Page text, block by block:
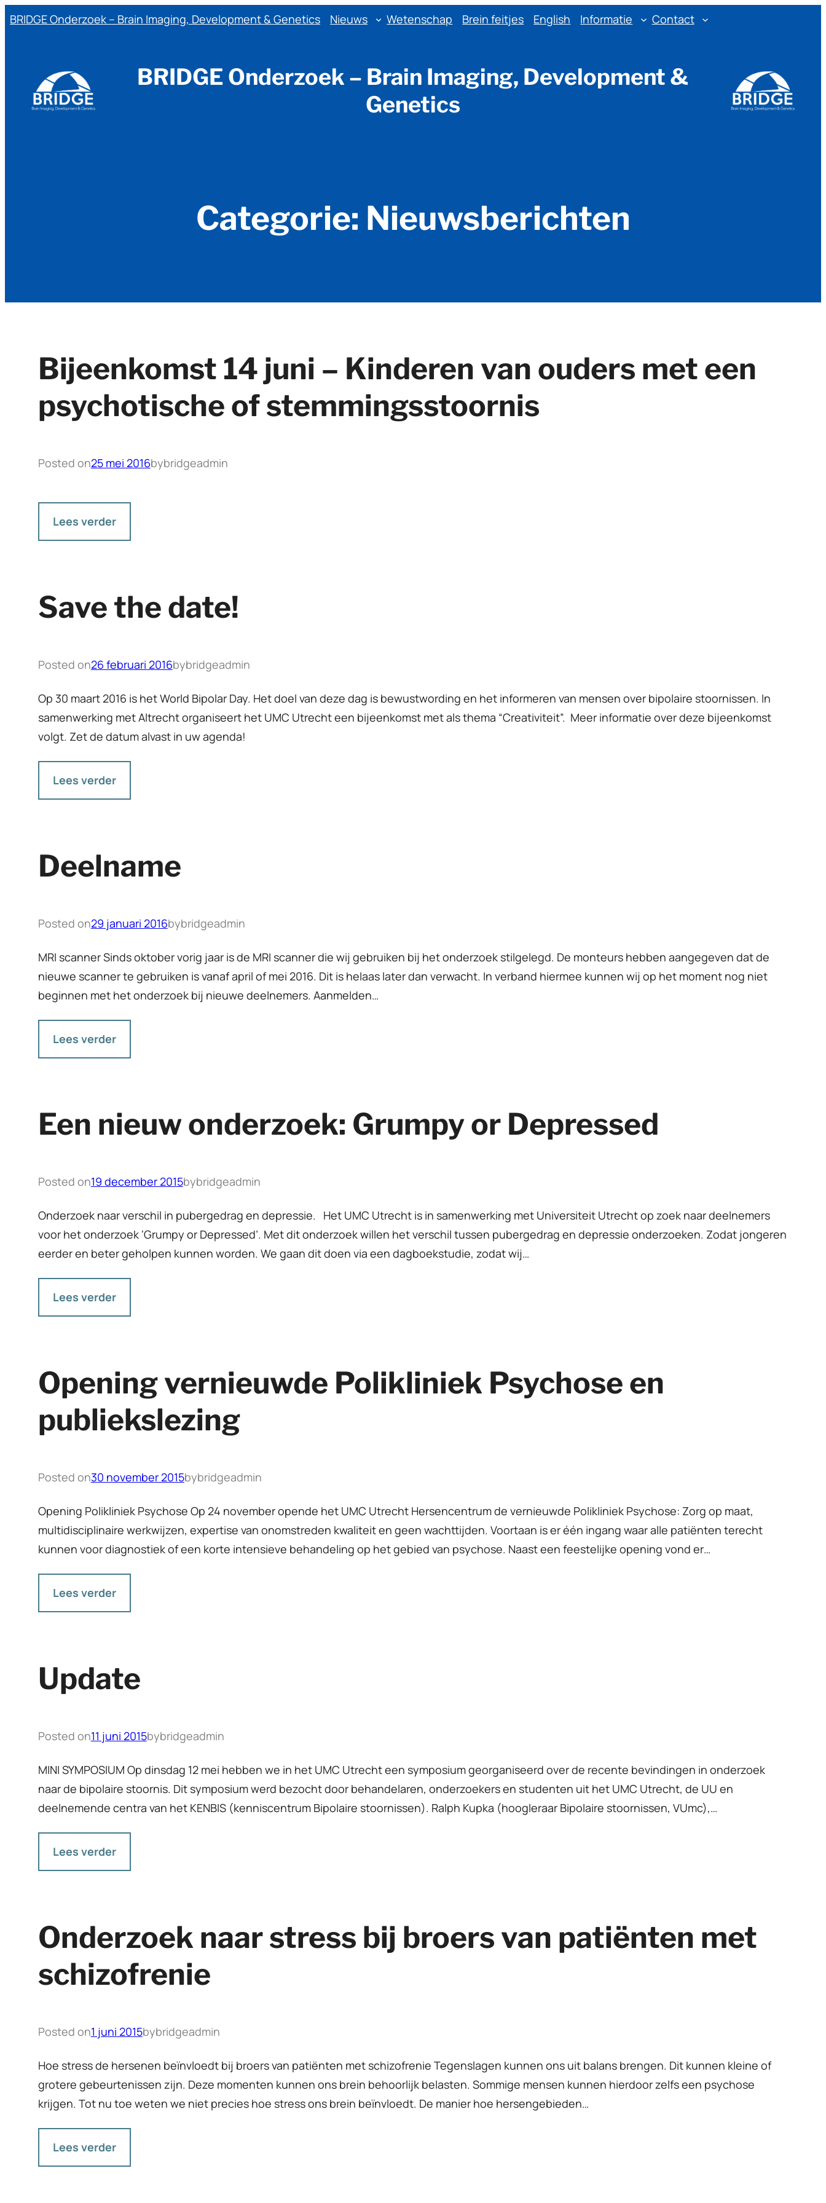
Ga
BRIDGE Onderzoek – Brain Imaging, Development & Genetics Nieuws Wetenschap Brein feitjes English Informatie Contact
BRIDGE Onderzoek – Brain Imaging, Development &
Genetics
Categorie: Nieuwsberichten
Bijeenkomst 14 juni – Kinderen van ouders met een
psychotische of stemmingsstoornis
Posted on25 mei 2016bybridgeadmin
Lees verder
Save the date!
Posted on26 februari 2016bybridgeadmin
Op 30 maart 2016 is het World Bipolar Day. Het doel van deze dag is bewustwording en het informeren van mensen over bipolaire stoornissen. In
samenwerking met Altrecht organiseert het UMC Utrecht een bijeenkomst met als thema “Creativiteit”. Meer informatie over deze bijeenkomst
volgt. Zet de datum alvast in uw agenda!
Lees verder
Deelname
Posted on29 januari 2016bybridgeadmin
MRI scanner Sinds oktober vorig jaar is de MRI scanner die wij gebruiken bij het onderzoek stilgelegd. De monteurs hebben aangegeven dat de
nieuwe scanner te gebruiken is vanaf april of mei 2016. Dit is helaas later dan verwacht. In verband hiermee kunnen wij op het moment nog niet
beginnen met het onderzoek bij nieuwe deelnemers. Aanmelden…
Lees verder
Een nieuw onderzoek: Grumpy or Depressed
Posted on19 december 2015bybridgeadmin
Onderzoek naar verschil in pubergedrag en depressie. Het UMC Utrecht is in samenwerking met Universiteit Utrecht op zoek naar deelnemers
voor het onderzoek ‘Grumpy or Depressed’. Met dit onderzoek willen het verschil tussen pubergedrag en depressie onderzoeken. Zodat jongeren
eerder en beter geholpen kunnen worden. We gaan dit doen via een dagboekstudie, zodat wij…
Lees verder
Opening vernieuwde Polikliniek Psychose en
publiekslezing
Posted on30 november 2015bybridgeadmin
Opening Polikliniek Psychose Op 24 november opende het UMC Utrecht Hersencentrum de vernieuwde Polikliniek Psychose: Zorg op maat,
multidisciplinaire werkwijzen, expertise van onomstreden kwaliteit en geen wachttijden. Voortaan is er één ingang waar alle patiënten terecht
kunnen voor diagnostiek of een korte intensieve behandeling op het gebied van psychose. Naast een feestelijke opening vond er…
Lees verder
Update
Posted on11 juni 2015bybridgeadmin
MINI SYMPOSIUM Op dinsdag 12 mei hebben we in het UMC Utrecht een symposium georganiseerd over de recente bevindingen in onderzoek
naar de bipolaire stoornis. Dit symposium werd bezocht door behandelaren, onderzoekers en studenten uit het UMC Utrecht, de UU en
deelnemende centra van het KENBIS (kenniscentrum Bipolaire stoornissen). Ralph Kupka (hoogleraar Bipolaire stoornissen, VUmc),…
Lees verder
Onderzoek naar stress bij broers van patiënten met
schizofrenie
Posted on1 juni 2015bybridgeadmin
Hoe stress de hersenen beïnvloedt bij broers van patiënten met schizofrenie Tegenslagen kunnen ons uit balans brengen. Dit kunnen kleine of
grotere gebeurtenissen zijn. Deze momenten kunnen ons brein behoorlijk belasten. Sommige mensen kunnen hierdoor zelfs een psychose
krijgen. Tot nu toe weten we niet precies hoe stress ons brein beïnvloedt. De manier hoe hersengebieden…
Lees verder